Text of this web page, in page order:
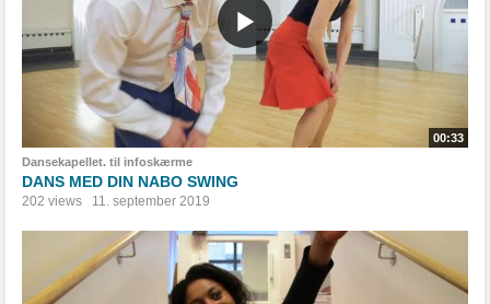
00:33
Dansekapellet. til infoskærme
DANS MED DIN NABO SWING
202 views 11. september 2019